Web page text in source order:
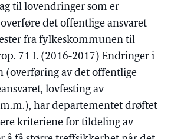
til lovendringer som er
det offentlige ansvaret
fra fylkeskommunen til
71 L (2016-2017) Endringer i
(overføring av det offentlige
lovfesting av
har departementet drøftet
kriteriene for tildeling av